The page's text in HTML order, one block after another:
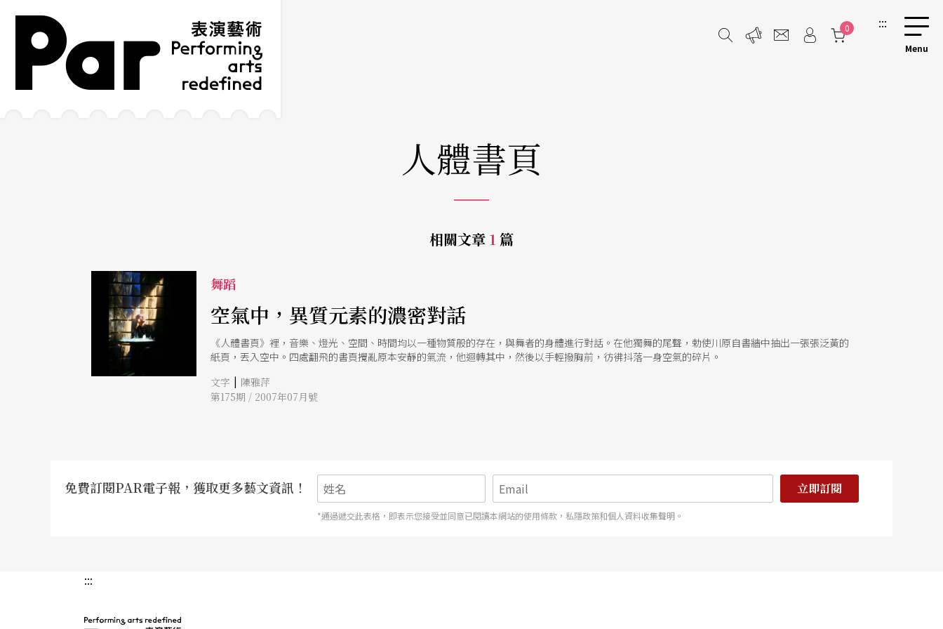
跳到主要內容區塊
網站導覽
0 :::
人體書頁
相關文章 1 篇
舞蹈
空氣中，異質元素的濃密對話
《人體書頁》裡，音樂、燈光、空間、時間均以一種物質般的存在，與舞者的身體進行對話。在他獨舞的尾聲，勅使川原自書牆中抽出一張張泛黃的
紙頁，丟入空中。四處翻飛的書頁攪亂原本安靜的氣流，他迴轉其中，然後以手輕撥胸前，彷彿抖落一身空氣的碎片。
文字 | 陳雅萍
第175期 / 2007年07月號
免費訂閱PAR電子報，獲取更多藝文資訊！ 立即訂閱
*通過遞交此表格，即表示您接受並同意已閱讀本網站的使用條款，私隱政策和個人資料收集聲明。
:::